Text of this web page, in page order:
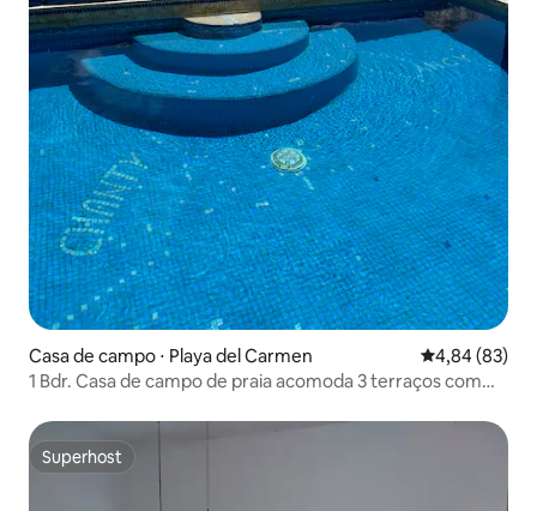
Casa de campo ⋅ Playa del Carmen 4,84 de uma
4,84 (83)
1 Bdr. Casa de campo de praia acomoda 3 terraços com
Superhost
Superhost